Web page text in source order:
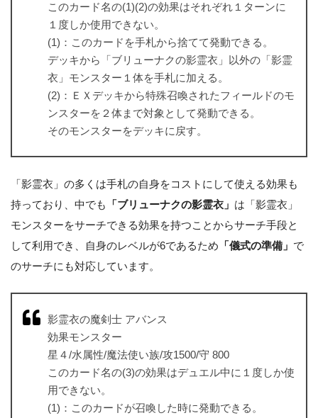
このカード名の(1)(2)の効果はそれぞれ１ターンに
１度しか使用できない。
(1)：このカードを手札から捨てて発動できる。
デッキから「ブリューナクの影霊衣」以外の「影霊
衣」モンスター１体を手札に加える。
(2)：ＥＸデッキから特殊召喚されたフィールドのモ
ンスターを２体まで対象として発動できる。
そのモンスターをデッキに戻す。
「影霊衣」の多くは手札の自身をコストにして使える効果も
持っており、中でも
「ブリューナクの影霊衣」 は「影霊衣」
モンスターをサーチできる効果を持つことからサーチ手段と
して利用でき、自身のレベルが6であるため 「儀式の準備」 で
のサーチにも対応しています。
影霊衣の魔剣士 アバンス
効果モンスター
星４/水属性/魔法使い族/攻1500/守 800
このカード名の(3)の効果はデュエル中に１度しか使
用できない。
(1)：このカードが召喚した時に発動できる。